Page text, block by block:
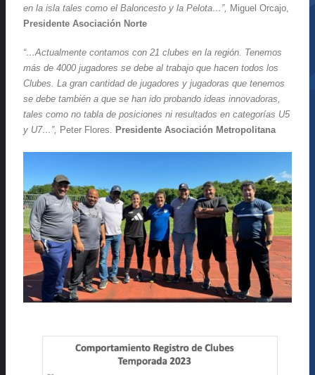
en la isla tales como el Baloncesto y la Pelota…”, Miguel Orcajo,
Presidente Asociación Norte
“…Actualmente contamos con 21 clubes en la región. Tenemos
más de 4000 jugadores se debe al trabajo que hacen todos los
Clubes. La gran cantidad de jugadores y jugadoras que tenemos
se debe también a que se han ido probando ideas innovadoras,
tales como no tabla de posiciones ni resultados en categorías U5
y U7…”, Peter Flores. Presidente Asociación Metropolitana